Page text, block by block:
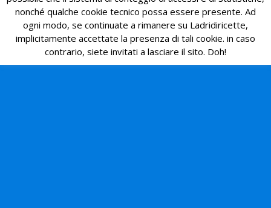
nonché qualche cookie tecnico possa essere presente. Ad
ogni modo, se continuate a rimanere su Ladridiricette,
implicitamente accettate la presenza di tali cookie. in caso
contrario, siete invitati a lasciare il sito. Doh!